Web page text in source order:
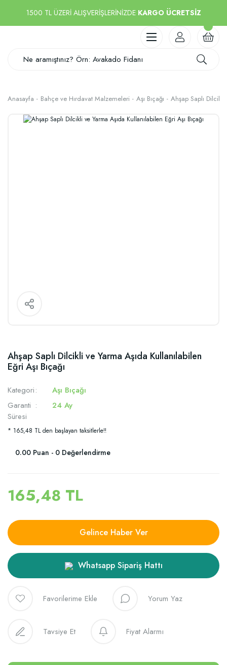
1500 TL ÜZERİ ALIŞVERİŞLERİNİZDE KARGO ÜCRETSİZ
Anasayfa Bahçe ve Hırdavat Malzemeleri Aşı Bıçağı Ahşap Saplı Dilcikli
Ahşap Saplı Dilcikli ve Yarma Aşıda Kullanılabilen
Eğri Aşı Bıçağı
Kategori
Aşı Bıçağı
Garanti
Süresi
24 Ay
* 165,48 TL den başlayan taksitlerle!!
0.00 Puan - 0 Değerlendirme
165,48 TL
Gelince Haber Ver
Whatsapp Sipariş Hattı
Yorum Yaz
Tavsiye Et Fiyat Alarmı